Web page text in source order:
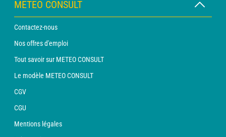
METEO CONSULT
Contactez-nous
Nos offres d'emploi
Tout savoir sur METEO CONSULT
Le modèle METEO CONSULT
CGV
CGU
Mentions légales